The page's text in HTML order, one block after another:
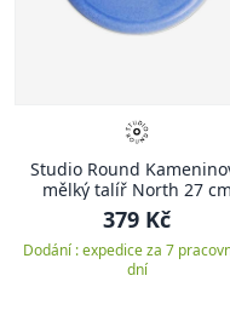
Studio Round
mělký talíř North 27 cm
White/Shiny River
379 Kč
Dodání : expedice za 7
dní